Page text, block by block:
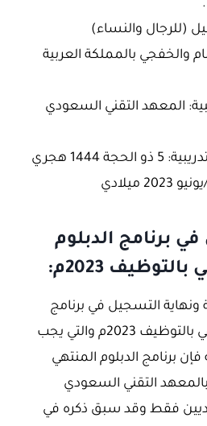
(للرجال والنساء)
والخفجي بالمملكة العربية
المعهد التقني السعودي
تاريخ نشر الدورة التدريبية: 5 ذو الحجة 1444 هجري
برنامج الدبلوم
2023م:
ونهاية التسجيل في برنامج
الدبلوم المشارك المنتهي بالتوظيف 2023م والتي يجب
فإن برنامج الدبلوم المنتهي
التقني السعودي
فقط وقد سبق ذكره في